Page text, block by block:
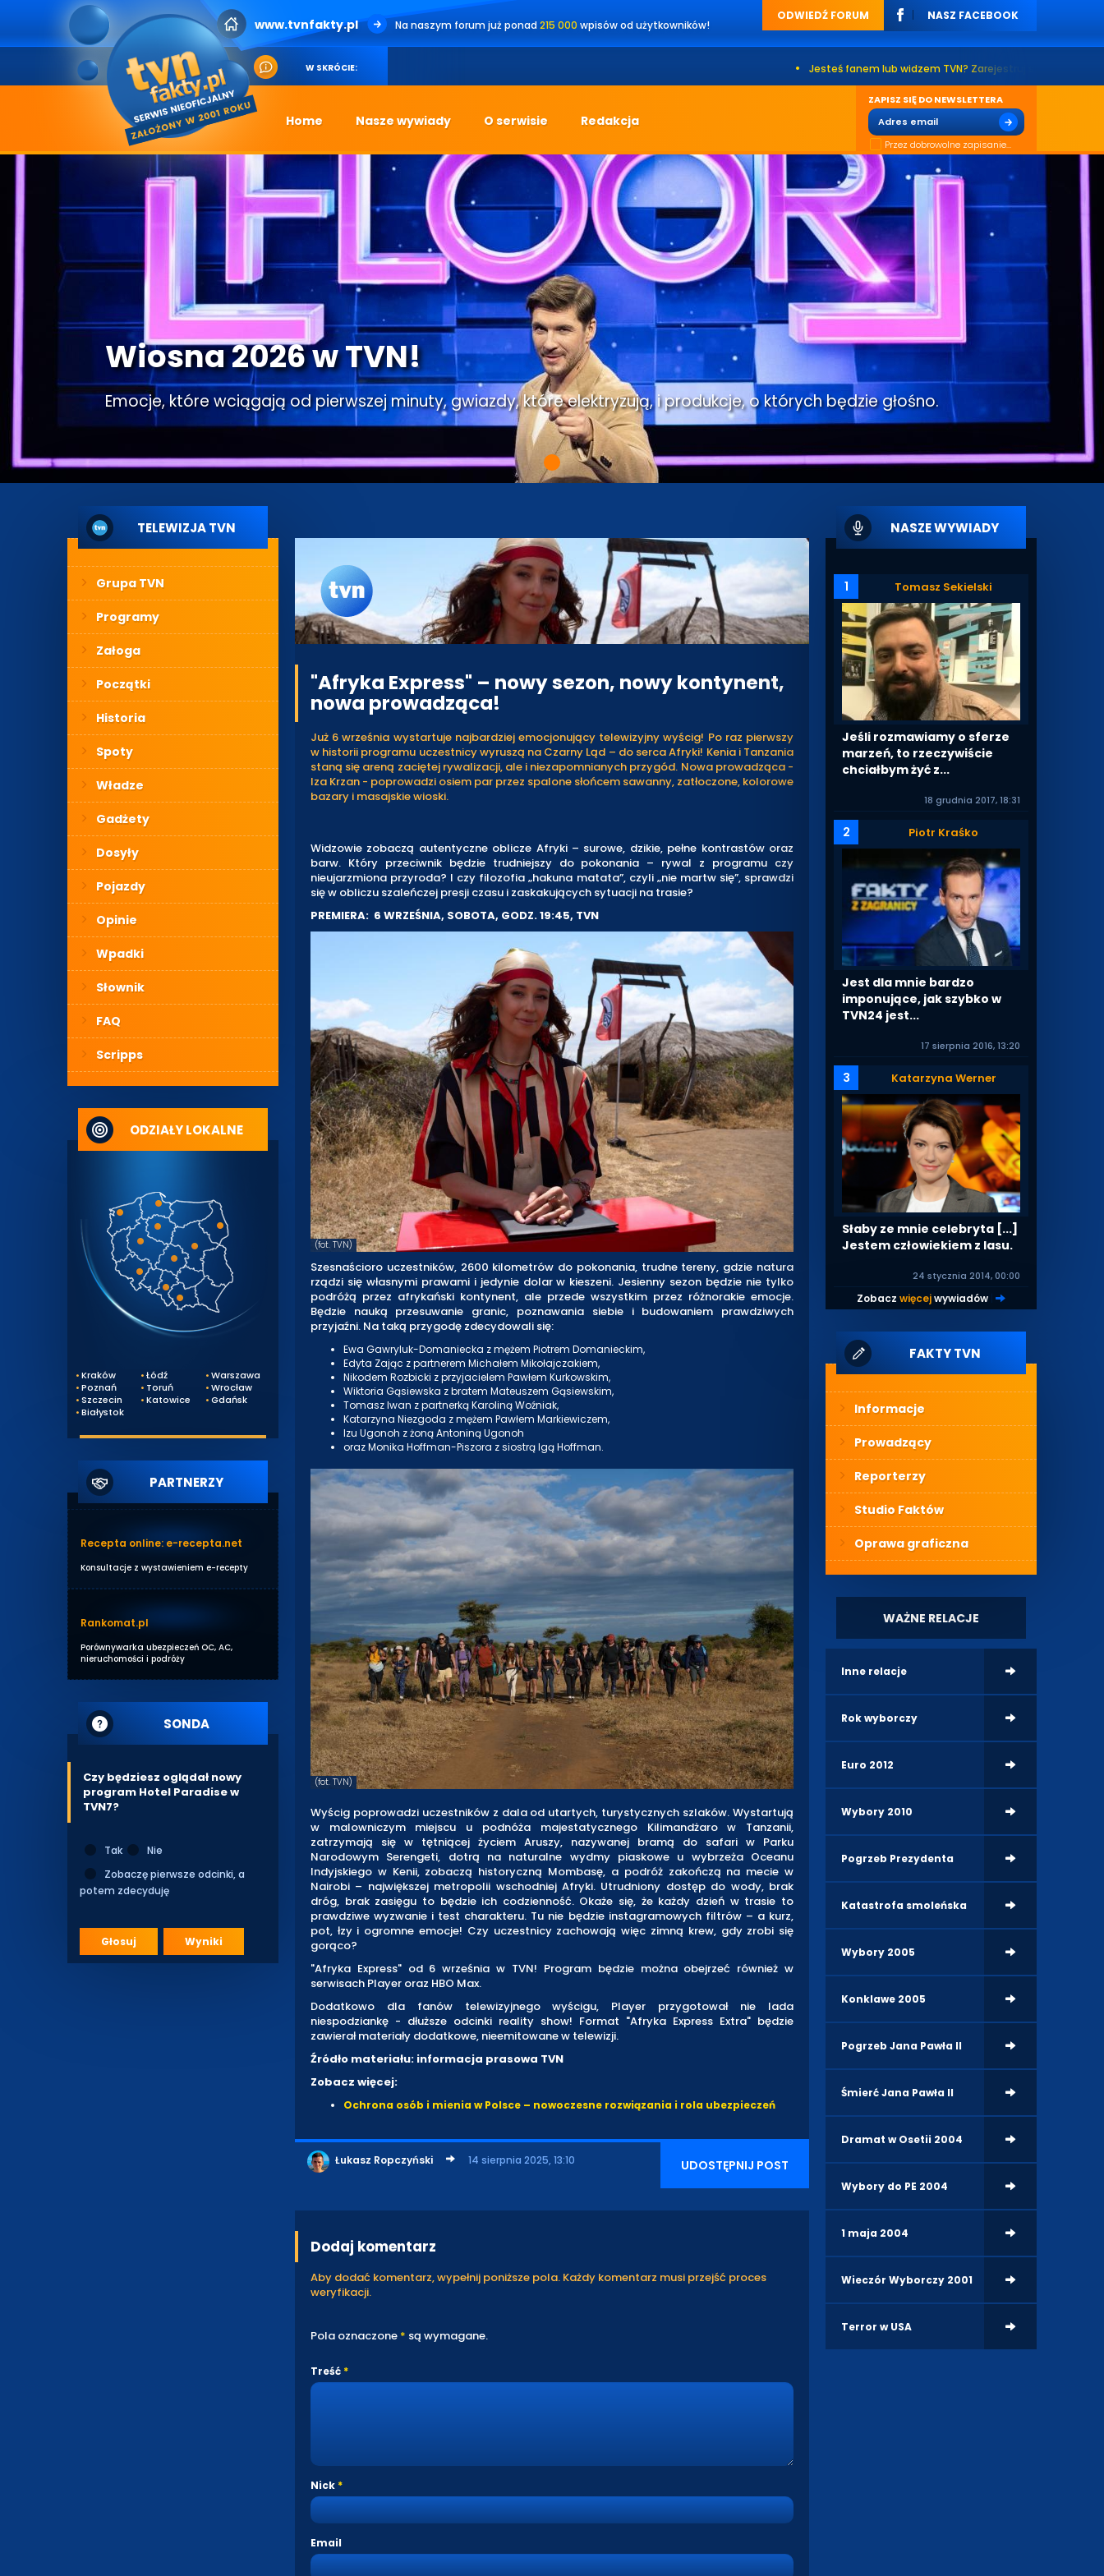
www.tvnfakty.pl Na naszym forum już ponad 215 000 wpisów od użytkowników!
ODWIEDŹ FORUM NASZ FACEBOOK
W SKRÓCIE: Jesteś fanem lub widzem TVN? Zarejestruj się na naszym forum. Już
Home Nasze wywiady O serwisie Redakcja
ZAPISZ SIĘ DO NEWSLETTERA
Przez dobrowolne zapisanie...
Wiosna 2026 w TVN!
Emocje, które wciągają od pierwszej minuty, gwiazdy, które elektryzują, i produkcje, o których będzie głośno.
TELEWIZJA TVN
Grupa TVN
Programy
Załoga
Początki
Historia
Spoty
Władze
Gadżety
Dosyły
Pojazdy
Opinie
Wpadki
Słownik
FAQ
Scripps
ODZIAŁY LOKALNE
Kraków Łódź
Warszawa
Poznań
Toruń
Wrocław
Szczecin
Katowice
Gdańsk
Białystok
PARTNERZY
Recepta online: e-recepta.net
Konsultacje z wystawieniem e-recepty
Rankomat.pl
Porównywarka ubezpieczeń OC, AC,
nieruchomości i podróży
SONDA
Czy będziesz oglądał nowy
program Hotel Paradise w
TVN7?
Tak
Nie
Zobaczę pierwsze odcinki, a
potem zdecyduję
Głosuj Wyniki
"Afryka Express" – nowy sezon, nowy kontynent,
nowa prowadząca!
Już 6 września wystartuje najbardziej emocjonujący telewizyjny wyścig! Po raz pierwszy
w historii programu uczestnicy wyruszą na Czarny Ląd – do serca Afryki! Kenia i Tanzania
staną się areną zaciętej rywalizacji, ale i niezapomnianych przygód. Nowa prowadząca -
Iza Krzan - poprowadzi osiem par przez spalone słońcem sawanny, zatłoczone, kolorowe
bazary i masajskie wioski.
Widzowie zobaczą autentyczne oblicze Afryki – surowe, dzikie, pełne kontrastów oraz
barw. Który przeciwnik będzie trudniejszy do pokonania – rywal z programu czy
nieujarzmiona przyroda? I czy filozofia „hakuna matata”, czyli „nie martw się”, sprawdzi
się w obliczu szaleńczej presji czasu i zaskakujących sytuacji na trasie?
PREMIERA: 6 WRZEŚNIA, SOBOTA, GODZ. 19:45, TVN
(fot. TVN)
Szesnaścioro uczestników, 2600 kilometrów do pokonania, trudne tereny, gdzie natura
rządzi się własnymi prawami i jedynie dolar w kieszeni. Jesienny sezon będzie nie tylko
podróżą przez afrykański kontynent, ale przede wszystkim przez różnorakie emocje.
Będzie nauką przesuwanie granic, poznawania siebie i budowaniem prawdziwych
przyjaźni. Na taką przygodę zdecydowali się:
Ewa Gawryluk-Domaniecka z mężem Piotrem Domanieckim,
Edyta Zając z partnerem Michałem Mikołajczakiem,
Nikodem Rozbicki z przyjacielem Pawłem Kurkowskim,
Wiktoria Gąsiewska z bratem Mateuszem Gąsiewskim,
Tomasz Iwan z partnerką Karoliną Woźniak,
Katarzyna Niezgoda z mężem Pawłem Markiewiczem,
Izu Ugonoh z żoną Antoniną Ugonoh
oraz Monika Hoffman-Piszora z siostrą Igą Hoffman.
(fot. TVN)
Wyścig poprowadzi uczestników z dala od utartych, turystycznych szlaków. Wystartują
w malowniczym miejscu u podnóża majestatycznego Kilimandżaro w Tanzanii,
zatrzymają się w tętniącej życiem Aruszy, nazywanej bramą do safari w Parku
Narodowym Serengeti, dotrą na naturalne wydmy piaskowe u wybrzeża Oceanu
Indyjskiego w Kenii, zobaczą historyczną Mombasę, a podróż zakończą na mecie w
Nairobi – największej metropolii wschodniej Afryki. Utrudniony dostęp do wody, brak
dróg, brak zasięgu to będzie ich codzienność. Okaże się, że każdy dzień w trasie to
prawdziwe wyzwanie i test charakteru. Tu nie będzie instagramowych filtrów – a kurz,
pot, łzy i ogromne emocje! Czy uczestnicy zachowają więc zimną krew, gdy zrobi się
gorąco?
"Afryka Express" od 6 września w TVN! Program będzie można obejrzeć również w
serwisach Player oraz HBO Max.
Dodatkowo dla fanów telewizyjnego wyścigu, Player przygotował nie lada
niespodziankę - dłuższe odcinki reality show! Format "Afryka Express Extra" będzie
zawierał materiały dodatkowe, nieemitowane w telewizji.
Źródło materiału: informacja prasowa TVN
Zobacz więcej:
Ochrona osób i mienia w Polsce – nowoczesne rozwiązania i rola ubezpieczeń
Łukasz Ropczyński 14 sierpnia 2025, 13:10 UDOSTĘPNIJ POST
Dodaj komentarz
Aby dodać komentarz, wypełnij poniższe pola. Każdy komentarz musi przejść proces
weryfikacji.
Pola oznaczone * są wymagane.
Treść
Nick
Email
NASZE WYWIADY
1 Tomasz Sekielski
Jeśli rozmawiamy o sferze
marzeń, to rzeczywiście
chciałbym żyć z...
18 grudnia 2017, 18:31
2 Piotr Kraśko
Jest dla mnie bardzo
imponujące, jak szybko w
TVN24 jest...
17 sierpnia 2016, 13:20
3 Katarzyna Werner
Słaby ze mnie celebryta [...]
Jestem człowiekiem z lasu.
24 stycznia 2014, 00:00
Zobaczwięcejwywiadów |
FAKTY TVN
Informacje
Prowadzący
Reporterzy
Studio Faktów
Oprawa graficzna
WAŻNE RELACJE
Inne relacje
Rok wyborczy
Euro 2012
Wybory 2010
Pogrzeb Prezydenta
Katastrofa smoleńska
Wybory 2005
Konklawe 2005
Pogrzeb Jana Pawła II
Śmierć Jana Pawła II
Dramat w Osetii 2004
Wybory do PE 2004
1 maja 2004
Wieczór Wyborczy 2001
Terror w USA